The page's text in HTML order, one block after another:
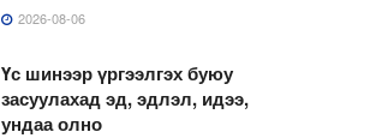
2026-08-06
Үс шинээр үргээлгэх буюу
засуулахад эд, эдлэл, идээ,
ундаа олно